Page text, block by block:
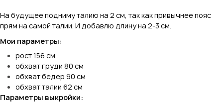
На будущее подниму талию на 2 см, так как привычнее пояс
прям на самой талии. И добавлю длину на 2-3 см.
Мои параметры:
рост 156 см
обхват груди 80 см
обхват бедер 90 см
обхват талии 62 см
Параметры выкройки: